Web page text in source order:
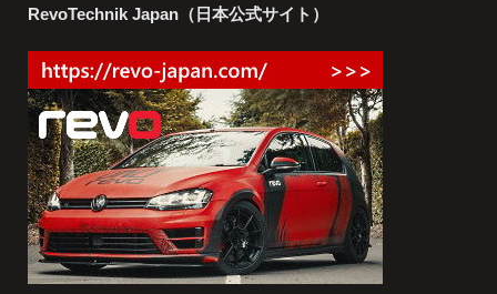
RevoTechnik Japan（日本公式サイト）